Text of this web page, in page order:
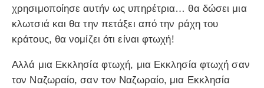
χρησιμοποίησε αυτήν ως υπηρέτρια… θα δώσει μια
κλωτσιά και θα την πετάξει από την ράχη του
κράτους, θα νομίζει ότι είναι φτωχή!
Αλλά μια Εκκλησία φτωχή, μια Εκκλησία φτωχή σαν
τον Ναζωραίο, σαν τον Ναζωραίο, μια Εκκλησία